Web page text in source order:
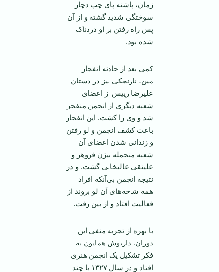
زمان، پاشنه پای چپ دچار
سوختگی شدید گشته و از آن
پس راه رفتن بر او دردناک
شده بود.
کمی بعد از حادثه انفجار
مین، نارنجکی نیز در دستان
علیرضا رییس از اعضای
شعبه دیگری از انجمن منفجر
شد و وی را کشت. این انفجار
باعث کشف انجمن و لو رفتن
و زندانی شدن اعضای آن
شعبه منجمله بیژن فروهر و
علینقی عالیخانی گشت. و در
نتیجه انجمن بی‌آنکه افراد
همه شاخه‌های آن لو بروند از
فعالیت افتاد و از بین رفت.
با بهره از تجربه منفی این
دوران، داریوش همایون به
فکر تشکیل یک انجمن هنری
افتاد و در سال ۱۳۲۷ با چند